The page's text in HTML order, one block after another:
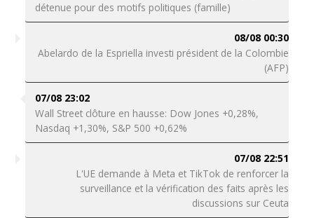
détenue pour des motifs politiques (famille)
08/08 00:30
Abelardo de la Espriella investi président de la Colombie
(AFP)
07/08 23:02
Wall Street clôture en hausse: Dow Jones +0,28%,
Nasdaq +1,30%, S&P 500 +0,62%
07/08 22:51
L'UE demande à Meta et TikTok de renforcer la
surveillance et la vérification des faits après les
discussions sur Ceuta